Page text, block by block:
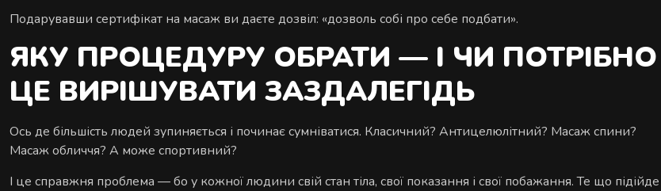
Подарувавши сертифікат на масаж ви даєте дозвіл: «дозволь собі про себе подбати».
ЯКУ ПРОЦЕДУРУ ОБРАТИ — І ЧИ ПОТРІБНО
ЦЕ ВИРІШУВАТИ ЗАЗДАЛЕГІДЬ
Ось де більшість людей зупиняється і починає сумніватися. Класичний? Антицелюлітний? Масаж спини?
Масаж обличчя? А може спортивний?
І це справжня проблема — бо у кожної людини свій стан тіла, свої показання і свої побажання. Те що підійде